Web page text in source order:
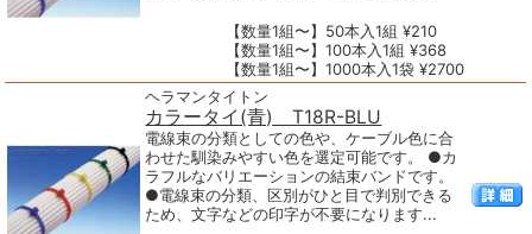
【数量1組〜】50本入1組 ¥210
【数量1組〜】100本入1組 ¥368
【数量1組〜】1000本入1袋 ¥2700
ヘラマンタイトン
カラータイ(青) T18R-BLU
電線束の分類としての色や、ケーブル色に合
わせた馴染みやすい色を選定可能です。 ●カ
ラフルなバリエーションの結束バンドです。
●電線束の分類、区別がひと目で判別できる
ため、文字などの印字が不要になります...